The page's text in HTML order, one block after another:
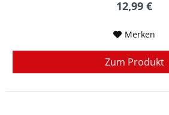
12,99 €
Merken
Zum Produkt